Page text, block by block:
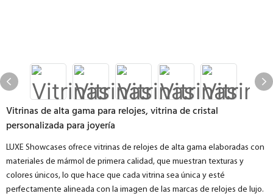
Vitrinas de alta gama para relojes, vitrina de cristal
personalizada para joyería
LUXE Showcases ofrece vitrinas de relojes de alta gama elaboradas con
materiales de mármol de primera calidad, que muestran texturas y
colores únicos, lo que hace que cada vitrina sea única y esté
perfectamente alineada con la imagen de las marcas de relojes de lujo.